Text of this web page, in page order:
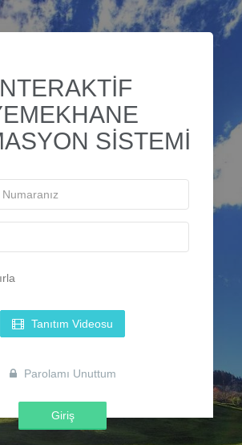
SİSTEMİ
Tanıtım Videosu
Parolamı Unuttum
Giriş